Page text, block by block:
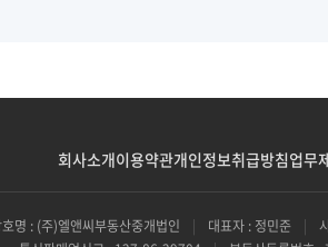
회사소개이용약관개인정보취급방침업무
호명 : (주)엘앤씨부동산중개법인 | 대표자 : 정민준 |